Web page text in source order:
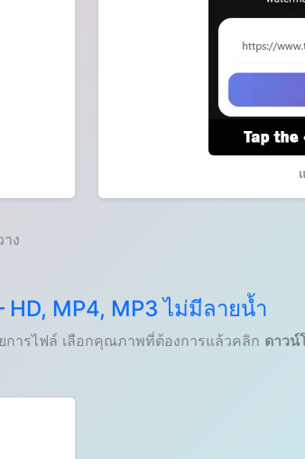
าง
MP4, MP3 ไม่มีลายน้ำ
การไฟล์ เลือกคุณภาพที่ต้องการแล้วคลิก ดาวน์